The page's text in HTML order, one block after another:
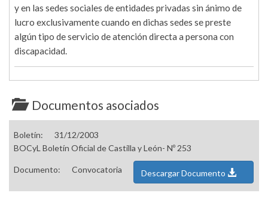
y en las sedes sociales de entidades privadas sin ánimo de
lucro exclusivamente cuando en dichas sedes se preste
algún tipo de servicio de atención directa a persona con
discapacidad.
Documentos asociados
Boletín:
31/12/2003
BOCyL Boletín Oficial de Castilla y León- Nº 253
Documento: Convocatoria Descargar Documento